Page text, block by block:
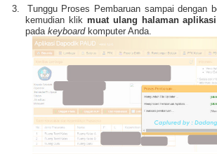
3.
Tunggu Proses Pembaruan sampai dengan
kemudian klik muat ulang halaman aplikasi
pada keyboardkomputer Anda.